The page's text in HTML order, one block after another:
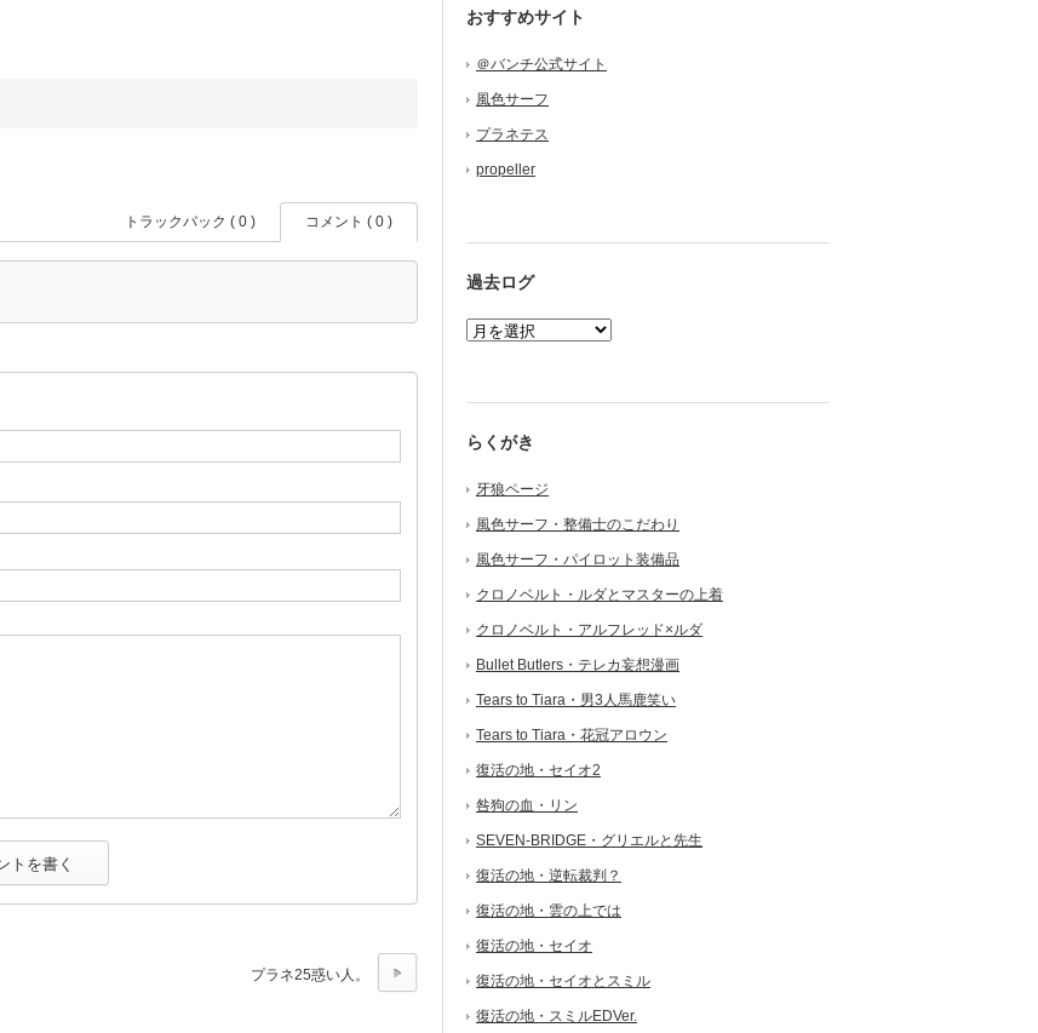
トラックバック ( 0 ) コメント ( 0 )
プラネ25惑い人。
おすすめサイト
＠バンチ公式サイト
風色サーフ
プラネテス
propeller
過去ログ
らくがき
牙狼ページ
風色サーフ・整備士のこだわり
風色サーフ・パイロット装備品
クロノベルト・ルダとマスターの上着
クロノベルト・アルフレッド×ルダ
Bullet Butlers・テレカ妄想漫画
Tears to Tiara・男3人馬鹿笑い
Tears to Tiara・花冠アロウン
復活の地・セイオ2
咎狗の血・リン
SEVEN-BRIDGE・グリエルと先生
復活の地・逆転裁判？
復活の地・雲の上では
復活の地・セイオ
復活の地・セイオとスミル
復活の地・スミルEDVer.